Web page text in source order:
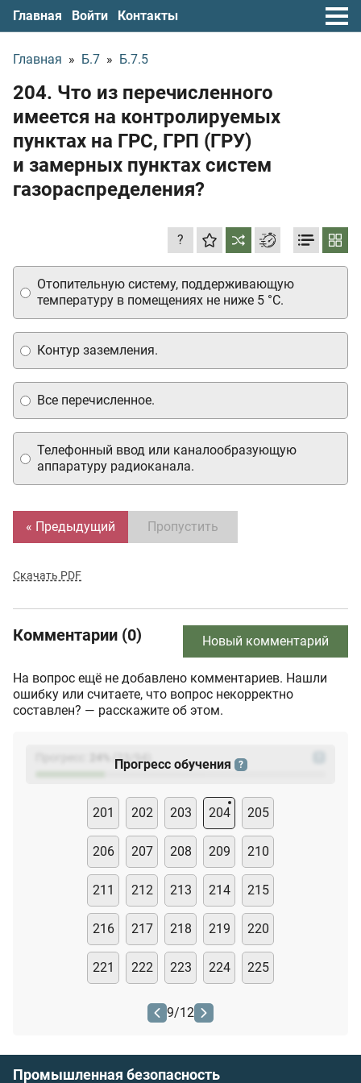
Главная Войти Контакты
Главная » Б.7 » Б.7.5
204. Что из перечисленного
имеется на контролируемых
пунктах на ГРС, ГРП (ГРУ)
и замерных пунктах систем
газораспределения?
?
Контур заземления.
Отопительную систему, поддерживающую
температуру в помещениях не ниже 5 °С.
Телефонный ввод или каналообразующую
аппаратуру радиоканала.
Все перечисленное.
« Предыдущий Пропустить
Скачать PDF
Комментарии (0) Новый комментарий
На вопрос ещё не добавлено комментариев. Нашли
ошибку или считаете, что вопрос некорректно
составлен? — расскажите об этом.
(23
Прогресс обучения ?
201 202 203 204 205
206 207 208 209 210
211 212 213 214 215
216 217 218 219 220
221 222 223 224 225
9/12
Промышленная безопасность